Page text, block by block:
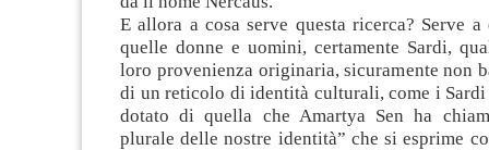
E allora a cosa serve questa ricerca? Serve
quelle donne e uomini, certamente Sardi,
loro provenienza originaria, sicuramente non
di un reticolo di identità culturali, come i
dotato di quella che Amartya Sen ha
plurale delle nostre identità” che si esprime